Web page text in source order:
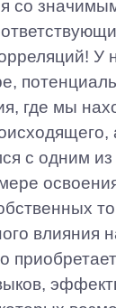
со
У
где мы
с одним из
влияния